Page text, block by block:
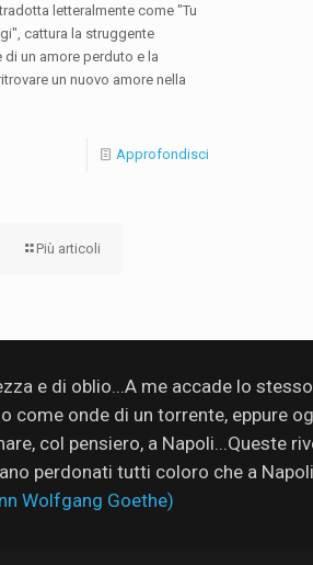
letteralmente come "Tu
cattura la struggente
un amore perduto e la
un nuovo amore nella
Approfondisci
Più articoli
e di oblio...A me accade lo
onde di un torrente, eppure
col pensiero, a Napoli...Queste
perdonati tutti coloro che a
Wolfgang Goethe)